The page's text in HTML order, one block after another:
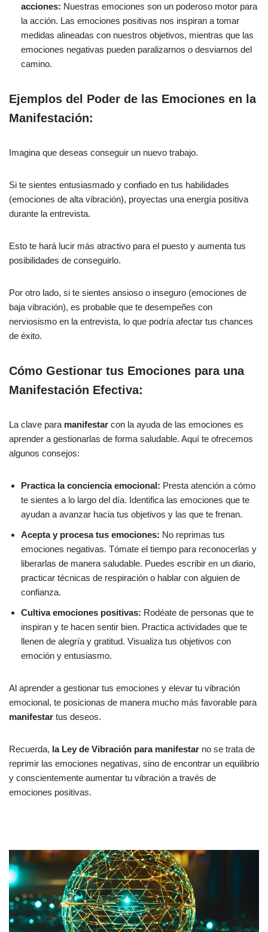
acciones: Nuestras emociones son un poderoso motor para
la acción. Las emociones positivas nos inspiran a tomar
medidas alineadas con nuestros objetivos, mientras que las
emociones negativas pueden paralizarnos o desviarnos del
camino.
Ejemplos del Poder de las Emociones en la
Manifestación:
Imagina que deseas conseguir un nuevo trabajo.
Si te sientes entusiasmado y confiado en tus habilidades
(emociones de alta vibración), proyectas una energía positiva
durante la entrevista.
Esto te hará lucir más atractivo para el puesto y aumenta tus
posibilidades de conseguirlo.
Por otro lado, si te sientes ansioso o inseguro (emociones de
baja vibración), es probable que te desempeñes con
nerviosismo en la entrevista, lo que podría afectar tus chances
de éxito.
Cómo Gestionar tus Emociones para una
Manifestación Efectiva:
La clave para manifestar con la ayuda de las emociones es
aprender a gestionarlas de forma saludable. Aquí te ofrecemos
algunos consejos:
Practica la conciencia emocional: Presta atención a cómo
te sientes a lo largo del día. Identifica las emociones que te
ayudan a avanzar hacia tus objetivos y las que te frenan.
Acepta y procesa tus emociones: No reprimas tus
emociones negativas. Tómate el tiempo para reconocerlas y
liberarlas de manera saludable. Puedes escribir en un diario,
practicar técnicas de respiración o hablar con alguien de
confianza.
Cultiva emociones positivas: Rodéate de personas que te
inspiran y te hacen sentir bien. Practica actividades que te
llenen de alegría y gratitud. Visualiza tus objetivos con
emoción y entusiasmo.
Al aprender a gestionar tus emociones y elevar tu vibración
emocional, te posicionas de manera mucho más favorable para
manifestar tus deseos.
Recuerda, la Ley de Vibración para manifestar no se trata de
reprimir las emociones negativas, sino de encontrar un equilibrio
y conscientemente aumentar tu vibración a través de
emociones positivas.